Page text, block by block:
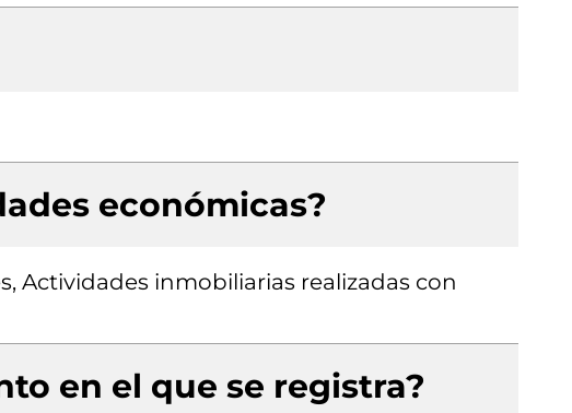
económicas?
Actividades inmobiliarias realizadas con
en el que se registra?